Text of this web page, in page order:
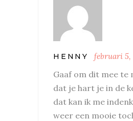
HENNY februari 5,
Gaaf om dit mee te
dat je hart je in de
dat kan ik me
weer een mooie